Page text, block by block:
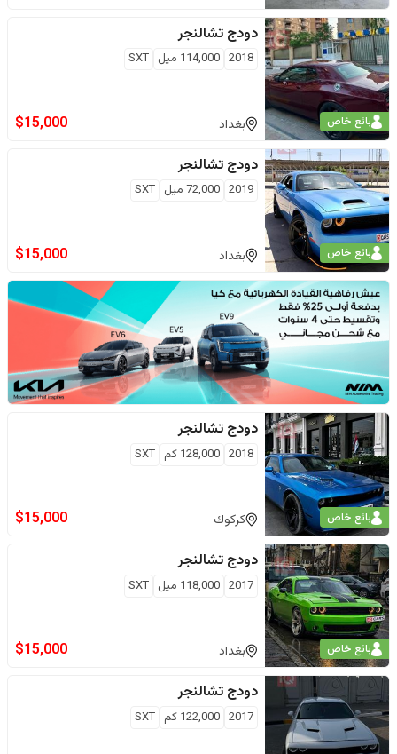
بائع خاص
دودج تشالنجر
2018
114,000 ميل SXT
بغداد $15,000
بائع خاص
دودج تشالنجر
2019
72,000 ميل SXT
بغداد $15,000
بائع خاص
دودج تشالنجر
2018
128,000 كم SXT
كركوك $15,000
بائع خاص
دودج تشالنجر
2017
118,000 ميل SXT
بغداد $15,000
دودج تشالنجر
2017
122,000 كم SXT